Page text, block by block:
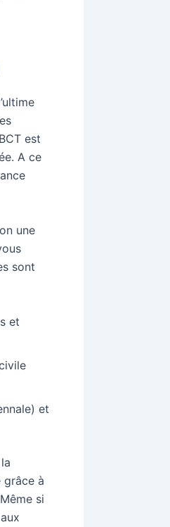
est
A ce
une
sont
et
et
grâce à
si